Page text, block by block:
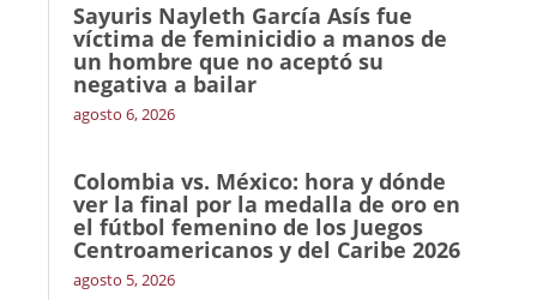
Sayuris Nayleth García Asís fue
víctima de feminicidio a manos de
un hombre que no aceptó su
negativa a bailar
agosto 6, 2026
Colombia vs. México: hora y dónde
ver la final por la medalla de oro en
el fútbol femenino de los Juegos
Centroamericanos y del Caribe 2026
agosto 5, 2026